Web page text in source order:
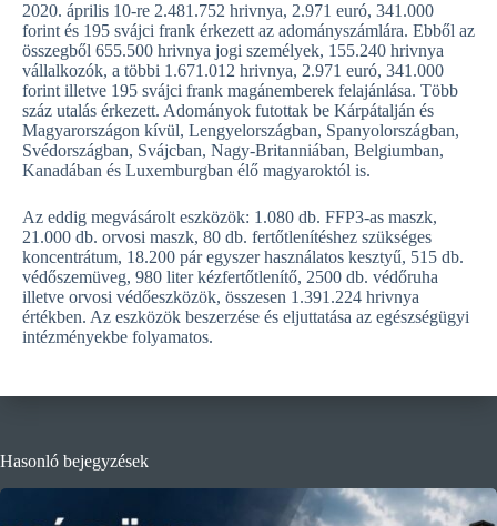
2020. április 10-re 2.481.752 hrivnya, 2.971 euró, 341.000
forint és 195 svájci frank érkezett az adományszámlára. Ebből az
összegből 655.500 hrivnya jogi személyek, 155.240 hrivnya
vállalkozók, a többi 1.671.012 hrivnya, 2.971 euró, 341.000
forint illetve 195 svájci frank magánemberek felajánlása. Több
száz utalás érkezett. Adományok futottak be Kárpátalján és
Magyarországon kívül, Lengyelországban, Spanyolországban,
Svédországban, Svájcban, Nagy-Britanniában, Belgiumban,
Kanadában és Luxemburgban élő magyaroktól is.
Az eddig megvásárolt eszközök: 1.080 db. FFP3-as maszk,
21.000 db. orvosi maszk, 80 db. fertőtlenítéshez szükséges
koncentrátum, 18.200 pár egyszer használatos kesztyű, 515 db.
védőszemüveg, 980 liter kézfertőtlenítő, 2500 db. védőruha
illetve orvosi védőeszközök, összesen 1.391.224 hrivnya
értékben. Az eszközök beszerzése és eljuttatása az egészségügyi
intézményekbe folyamatos.
Hasonló bejegyzések